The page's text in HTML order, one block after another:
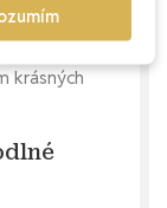
každé
krásných